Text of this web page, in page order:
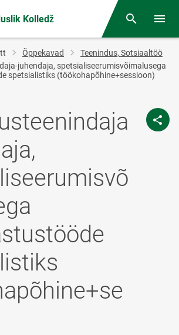
Kolledž Otsing
Õppekavad
Teenindus, Sotsiaaltöö
juhendaja, spetsialiseerumisvõimalusega
spetsialistiks (töökohapõhine+sessioon)